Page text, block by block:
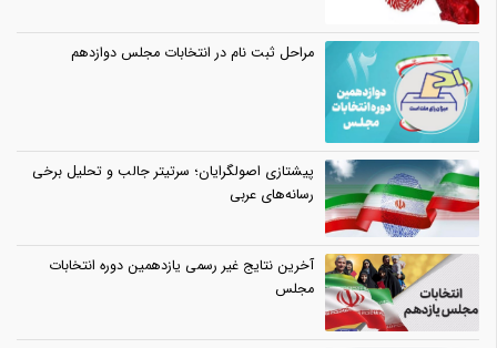
مراحل ثبت نام در انتخابات مجلس دوازدهم
پیشتازی اصولگرایان؛ سرتیتر جالب و تحلیل برخی
رسانه‌های عربی
آخرین نتایج غیر رسمی یازدهمین دوره انتخابات
مجلس